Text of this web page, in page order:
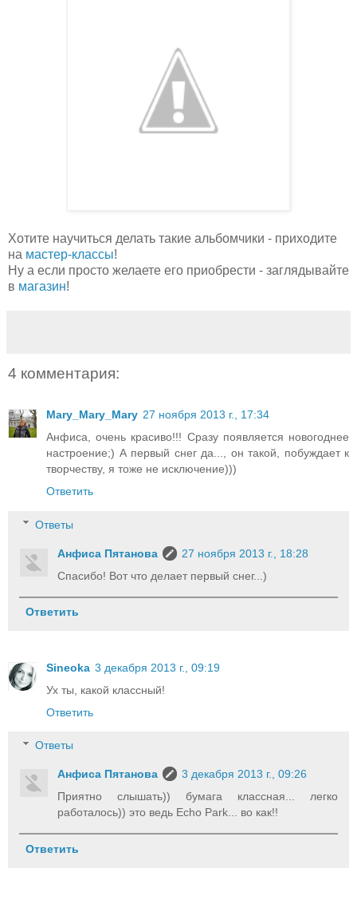
Хотите научиться делать такие альбомчики - приходите
на мастер-классы!
Ну а если просто желаете его приобрести - заглядывайте
в магазин!
4 комментария:
Mary_Mary_Mary 27 ноября 2013 г., 17:34
Анфиса, очень красиво!!! Сразу появляется новогоднее
настроение;) А первый снег да..., он такой, побуждает к
творчеству, я тоже не исключение)))
Ответить
Ответы
Анфиса Пятанова
27 ноября 2013 г., 18:28
Спасибо! Вот что делает первый снег...)
Ответить
Sineoka 3 декабря 2013 г., 09:19
Ух ты, какой классный!
Ответить
Ответы
Анфиса Пятанова
3 декабря 2013 г., 09:26
Приятно слышать)) бумага классная... легко
работалось)) это ведь Echo Park... во как!!
Ответить